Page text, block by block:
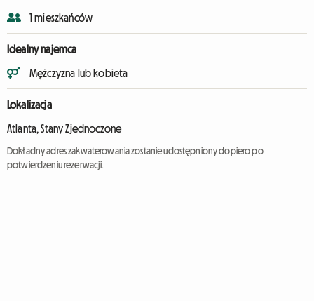
1 mieszkańców
Idealny najemca
Mężczyzna lub kobieta
Lokalizacja
Atlanta, Stany Zjednoczone
Dokładny adres zakwaterowania zostanie udostępniony dopiero po
potwierdzeniu rezerwacji.